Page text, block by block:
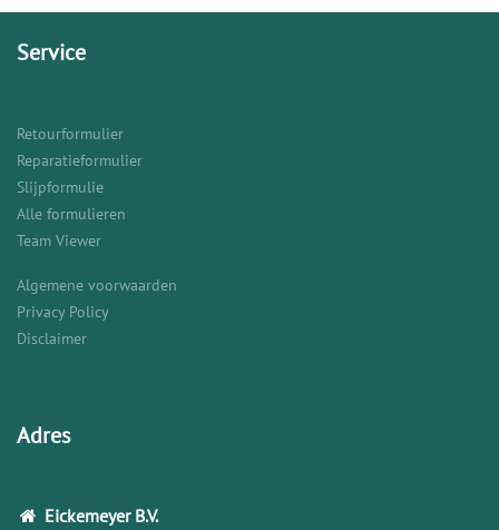
Service
Retourformulier
Reparatieformulier
Slijpformulie
Alle formulieren
Team Viewer
Algemene voorwaarden
Privacy Policy
Disclaimer
Adres
Eickemeyer B.V.